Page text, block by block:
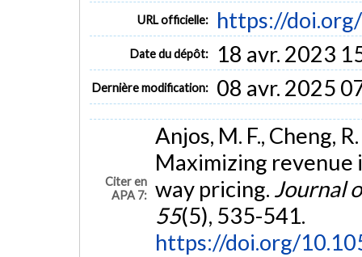
URL officielle: https://
Date du dépôt: 18 avr. 2023
Dernière modification: 08 avr. 2025
Citer en
APA 7:
Anjos, M. F., Cheng,
Maximizing revenue
way pricing. Journal
55(5), 535-541.
https://doi.org/